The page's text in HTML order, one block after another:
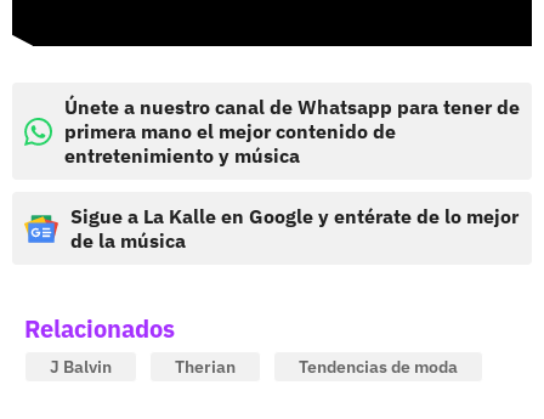
Únete a nuestro canal de Whatsapp para tener de
primera mano el mejor contenido de
entretenimiento y música
Sigue a La Kalle en Google y entérate de lo mejor
de la música
Relacionados
J Balvin Therian Tendencias de moda